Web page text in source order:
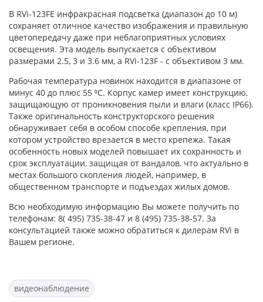
В RVi-123FE инфракрасная подсветка (диапазон до 10 м)
сохраняет отличное качество изображения и правильную
цветопередачу даже при неблагоприятных условиях
освещения. Эта модель выпускается с объективом
размерами 2.5, 3 и 3.6 мм, а RVi-123F - с объективом 3 мм.
Рабочая температура новинок находится в диапазоне от
минус 40 до плюс 55 ⁰С. Корпус камер имеет конструкцию,
защищающую от проникновения пыли и влаги (класс IP66).
Также оригинальность конструкторского решения
обнаруживает себя в особом способе крепления, при
котором устройство врезается в место крепежа. Такая
особенность новых моделей повышает их сохранность и
срок эксплуатации, защищая от вандалов, что актуально в
местах большого скопления людей, например, в
общественном транспорте и подъездах жилых домов.
Всю необходимую информацию Вы можете получить по
телефонам: 8( 495) 735-38-47 и 8 (495) 735-38-57. За
консультацией также можно обратиться к дилерам RVi в
Вашем регионе.
видеонаблюдение